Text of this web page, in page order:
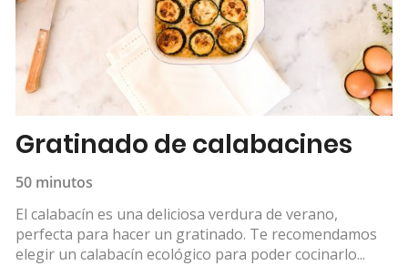
Gratinado de calabacines
50 minutos
El calabacín es una deliciosa verdura de verano,
perfecta para hacer un gratinado. Te recomendamos
elegir un calabacín ecológico para poder cocinarlo...